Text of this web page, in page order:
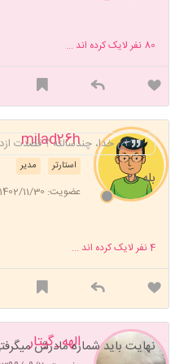
80 نفر لایک کرده اند ...
milad26h
مدیر استارتر
عضویت: 1402/11/30
ای خدا، چندسالته ؟ قصدت
بله ۲۸
4نفر لایک کرده اند ...
الهه_گیتار
نهایت باید شماره مادرش